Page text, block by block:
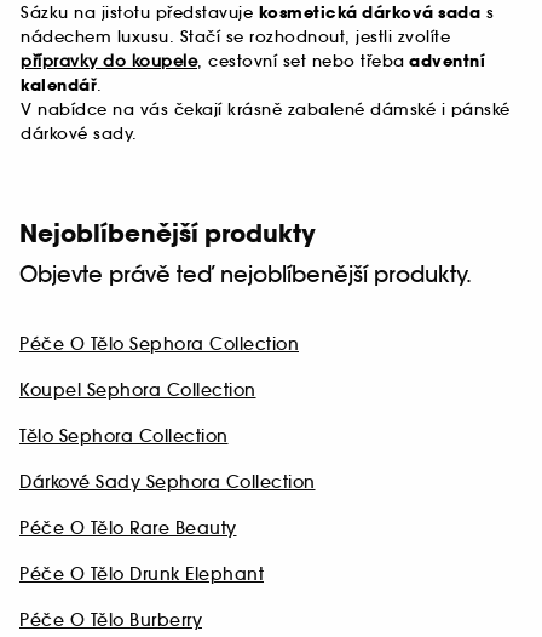
Sázku na jistotu představuje kosmetická dárková sada s
nádechem luxusu. Stačí se rozhodnout, jestli zvolíte
přípravky do koupele, cestovní set nebo třeba adventní
kalendář.
V nabídce na vás čekají krásně zabalené dámské i pánské
dárkové sady.
Nejoblíbenější produkty
Objevte právě teď nejoblíbenější produkty.
Péče O Tělo Sephora Collection
Koupel Sephora Collection
Tělo Sephora Collection
Dárkové Sady Sephora Collection
Péče O Tělo Rare Beauty
Péče O Tělo Drunk Elephant
Péče O Tělo Burberry